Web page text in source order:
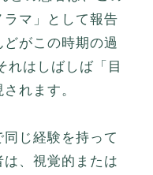
マ」として報告
がこの時期の過
れはしばしば「目
れます。
じ経験を持って
、視覚的または